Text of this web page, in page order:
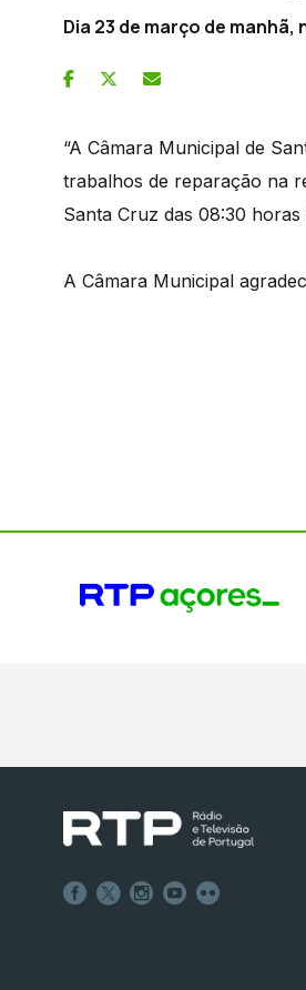
Dia 23 de março de manhã,
“A Câmara Municipal de
trabalhos de reparação na
Santa Cruz das 08:30
A Câmara Municipal